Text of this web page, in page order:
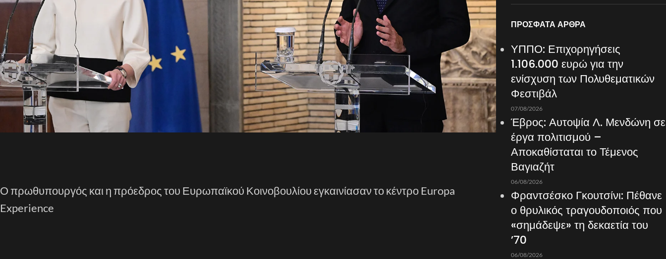
Ο πρωθυπουργός και η πρόεδρος του Ευρωπαϊκού Κοινοβουλίου εγκαινίασαν το κέντρο Europa
Experience
ΠΡΌΣΦΑΤΑ ΆΡΘΡΑ
ΥΠΠΟ: Επιχορηγήσεις
1.106.000 ευρώ για την
ενίσχυση των Πολυθεματικών
Φεστιβάλ
07/08/2026
Έβρος: Αυτοψία Λ. Μενδώνη σε
έργα πολιτισμού –
Αποκαθίσταται το Τέμενος
Βαγιαζήτ
06/08/2026
Φραντσέσκο Γκουτσίνι: Πέθανε
ο θρυλικός τραγουδοποιός που
«σημάδεψε» τη δεκαετία του
’70
06/08/2026